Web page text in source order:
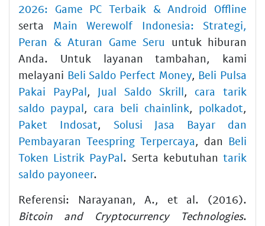
2026: Game PC Terbaik & Android Offline
serta Main Werewolf Indonesia: Strategi,
Peran & Aturan Game Seru untuk hiburan
Anda. Untuk layanan tambahan, kami
melayani Beli Saldo Perfect Money, Beli Pulsa
Pakai PayPal, Jual Saldo Skrill, cara tarik
saldo paypal, cara beli chainlink, polkadot,
Paket Indosat, Solusi Jasa Bayar dan
Pembayaran Teespring Terpercaya, dan Beli
Token Listrik PayPal. Serta kebutuhantarik
saldo payoneer.
Referensi: Narayanan, A., et al. (2016).
Bitcoin and Cryptocurrency Technologies.